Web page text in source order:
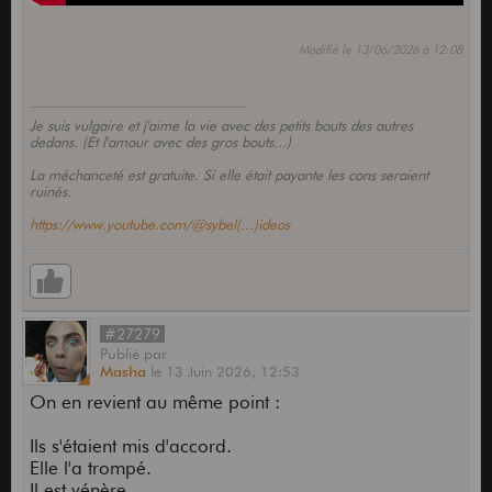
Modifié le 13/06/2026 à 12:08
Je suis vulgaire et j'aime la vie avec des petits bouts des autres
dedans. (Et l'amour avec des gros bouts...)
La méchanceté est gratuite. Si elle était payante les cons seraient
ruinés.
https://www.youtube.com/@sybel(...)ideos
#27279
Publié par
Masha le 13 Juin 2026, 12:53
On en revient au même point :
Ils s'étaient mis d'accord.
Elle l'a trompé.